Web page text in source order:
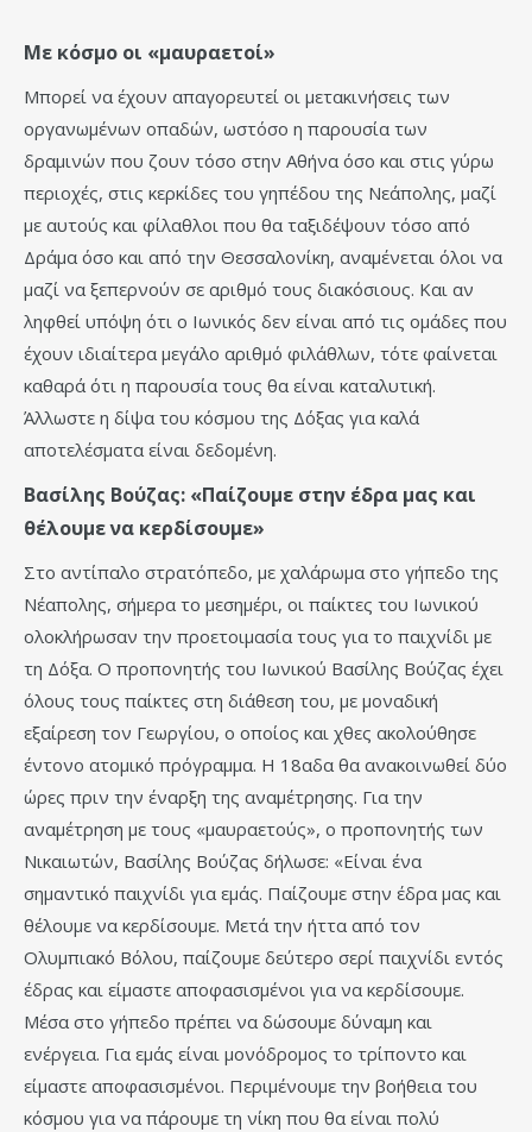
Με κόσμο οι «μαυραετοί»
Μπορεί να έχουν απαγορευτεί οι μετακινήσεις των
οργανωμένων οπαδών, ωστόσο η παρουσία των
δραμινών που ζουν τόσο στην Αθήνα όσο και στις γύρω
περιοχές, στις κερκίδες του γηπέδου της Νεάπολης, μαζί
με αυτούς και φίλαθλοι που θα ταξιδέψουν τόσο από
Δράμα όσο και από την Θεσσαλονίκη, αναμένεται όλοι να
μαζί να ξεπερνούν σε αριθμό τους διακόσιους. Και αν
ληφθεί υπόψη ότι ο Ιωνικός δεν είναι από τις ομάδες που
έχουν ιδιαίτερα μεγάλο αριθμό φιλάθλων, τότε φαίνεται
καθαρά ότι η παρουσία τους θα είναι καταλυτική.
Άλλωστε η δίψα του κόσμου της Δόξας για καλά
αποτελέσματα είναι δεδομένη.
Βασίλης Βούζας: «Παίζουμε στην έδρα μας και
θέλουμε να κερδίσουμε»
Στο αντίπαλο στρατόπεδο, με χαλάρωμα στο γήπεδο της
Νέαπολης, σήμερα το μεσημέρι, οι παίκτες του Ιωνικού
ολοκλήρωσαν την προετοιμασία τους για το παιχνίδι με
τη Δόξα. Ο προπονητής του Ιωνικού Βασίλης Βούζας έχει
όλους τους παίκτες στη διάθεση του, με μοναδική
εξαίρεση τον Γεωργίου, ο οποίος και χθες ακολούθησε
έντονο ατομικό πρόγραμμα. Η 18αδα θα ανακοινωθεί δύο
ώρες πριν την έναρξη της αναμέτρησης. Για την
αναμέτρηση με τους «μαυραετούς», ο προπονητής των
Νικαιωτών, Βασίλης Βούζας δήλωσε: «Είναι ένα
σημαντικό παιχνίδι για εμάς. Παίζουμε στην έδρα μας και
θέλουμε να κερδίσουμε. Μετά την ήττα από τον
Ολυμπιακό Βόλου, παίζουμε δεύτερο σερί παιχνίδι εντός
έδρας και είμαστε αποφασισμένοι για να κερδίσουμε.
Μέσα στο γήπεδο πρέπει να δώσουμε δύναμη και
ενέργεια. Για εμάς είναι μονόδρομος το τρίποντο και
είμαστε αποφασισμένοι. Περιμένουμε την βοήθεια του
κόσμου για να πάρουμε τη νίκη που θα είναι πολύ